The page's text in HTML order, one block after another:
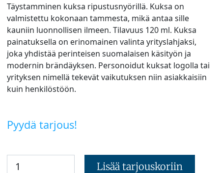
Täystamminen kuksa ripustusnyörillä. Kuksa on
valmistettu kokonaan tammesta, mikä antaa sille
kauniin luonnollisen ilmeen. Tilavuus 120 ml. Kuksa
painatuksella on erinomainen valinta yrityslahjaksi,
joka yhdistää perinteisen suomalaisen käsityön ja
modernin brändäyksen. Personoidut kuksat logolla tai
yrityksen nimellä tekevät vaikutuksen niin asiakkaisiin
kuin henkilöstöön.
Pyydä tarjous!
Lisää tarjouskoriin